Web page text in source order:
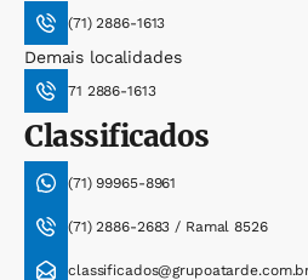
(71) 2886-1613
Demais localidades
71 2886-1613
Classificados
(71) 99965-8961
(71) 2886-2683 / Ramal 8526